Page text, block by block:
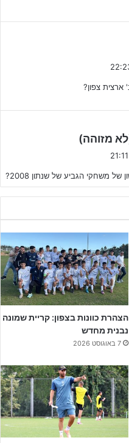
קבוצות ליגת העל)
העל למשחקי הגביע)
נרשמות לגביע – יתקיים רק
ארצית צפון?
מזוהה)
ב
משחקי הגביע של שנתון 2008?
הצהרת כוונות בצפון: קריית שמונה
נבנית מחדש
7 באוגוסט 2026